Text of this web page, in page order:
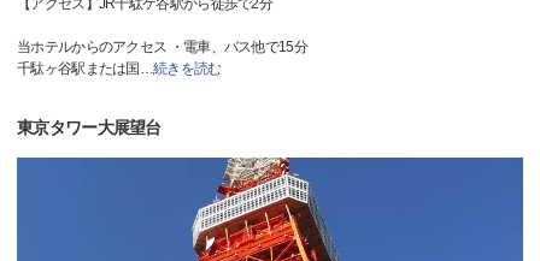
【アクセス】JR千駄ケ谷駅から徒歩で2分
当ホテルからのアクセス ・電車、バス他で15分
千駄ヶ谷駅または国 …続きを読む
東京タワー大展望台